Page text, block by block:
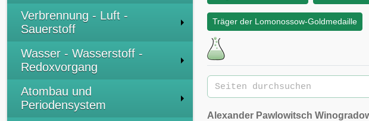
Verbrennung - Luft -
Sauerstoff
Wasser - Wasserstoff -
Redoxvorgang
Atombau und
Periodensystem
Träger der Lomonossow-Goldmedaille
Alexander Pawlowitsch